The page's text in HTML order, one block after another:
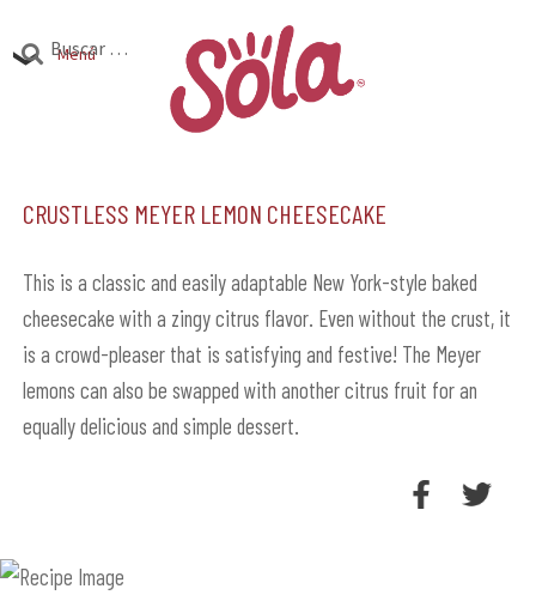
Menú
Investigación
menú
hijo
el
menú
hijo
Buscar:
Crustless Meyer Lemon Cheesecake
This is a classic and easily adaptable New York-style baked
cheesecake with a zingy citrus flavor. Even without the crust, it
is a crowd-pleaser that is satisfying and festive! The Meyer
lemons can also be swapped with another citrus fruit for an
equally delicious and simple dessert.